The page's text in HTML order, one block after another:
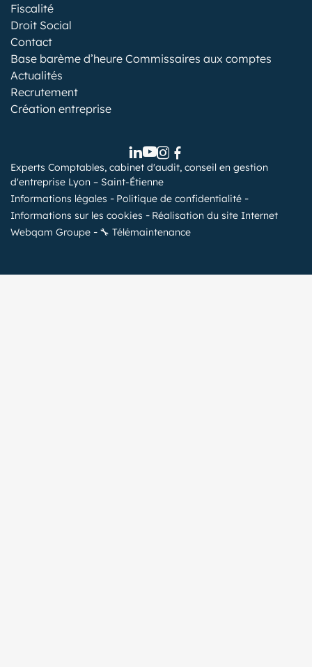
Fiscalité
Droit Social
Contact
Base barème d’heure Commissaires aux comptes
Actualités
Recrutement
Création entreprise
Experts Comptables, cabinet d'audit, conseil en gestion
d'entreprise Lyon – Saint-Étienne
Informations légales
Politique de confidentialité
Informations sur les cookies
Réalisation du site Internet
Webqam Groupe
🔧 Télémaintenance